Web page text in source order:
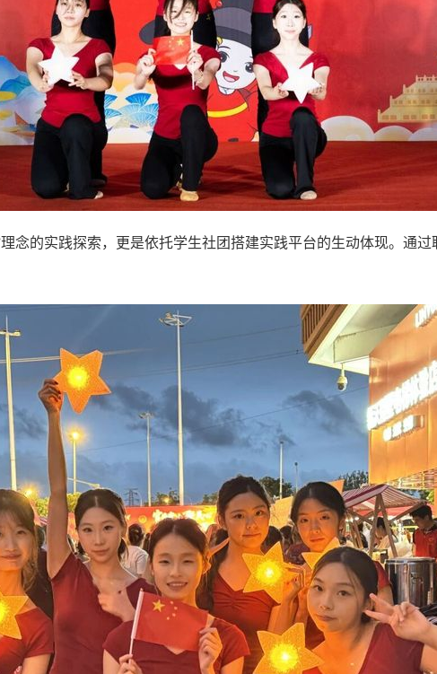
念的实践探索，更是依托学生社团搭建实践平台的生动体现。通